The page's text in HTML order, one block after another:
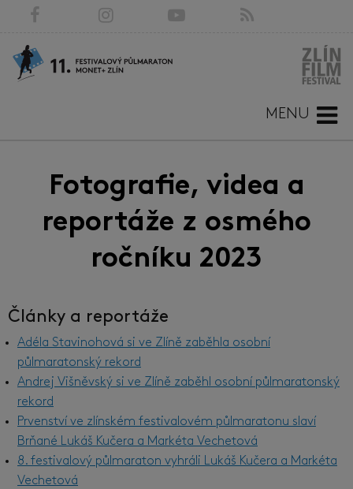
MENU
Fotografie, videa a
reportáže z osmého
ročníku 2023
Články a reportáže
Adéla Stavinohová si ve Zlíně zaběhla osobní
půlmaratonský rekord
Andrej Višněvský si ve Zlíně zaběhl osobní půlmaratonský
rekord
Prvenství ve zlínském festivalovém půlmaratonu slaví
Brňané Lukáš Kučera a Markéta Vechetová
8. festivalový půlmaraton vyhráli Lukáš Kučera a Markéta
Vechetová